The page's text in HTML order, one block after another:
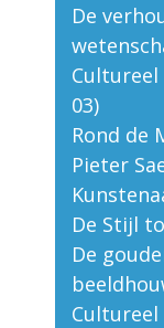
De
03)
Rond de
Pieter
De Stijl
De